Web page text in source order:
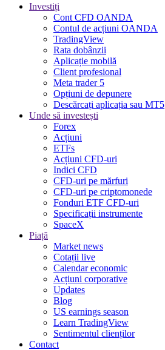
Investiți
Cont CFD OANDA
Contul de acțiuni OANDA
TradingView
Rata dobânzii
Aplicație mobilă
Client profesional
Meta trader 5
Opțiuni de depunere
Descărcați aplicația sau MT5
Unde să investești
Forex
Acțiuni
ETFs
Acțiuni CFD-uri
Indici CFD
CFD-uri pe mărfuri
CFD-uri pe criptomonede
Fonduri ETF CFD-uri
Specificații instrumente
SpaceX
Piață
Market news
Cotații live
Calendar economic
Acțiuni corporative
Updates
Blog
US earnings season
Learn TradingView
Sentimentul clienților
Contact